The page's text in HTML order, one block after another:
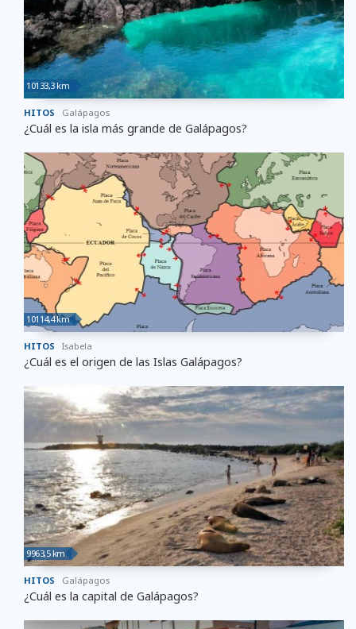
10133,3 km
HITOS Galápagos
¿Cuál es la isla más grande de Galápagos?
10114,4 km
HITOS Isabela
¿Cuál es el origen de las Islas Galápagos?
9963,5 km
HITOS Galápagos
¿Cuál es la capital de Galápagos?